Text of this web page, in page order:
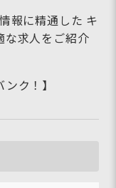
報に精通した キ
な求人をご紹介
ク！】